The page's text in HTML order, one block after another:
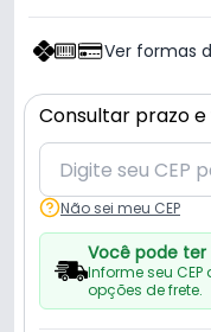
Ver formas
Consultar prazo
Não sei meu CEP
Você pode
Informe seu
opções de frete.